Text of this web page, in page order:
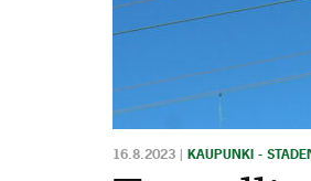
16.8.2023 | KAUPUNKI -